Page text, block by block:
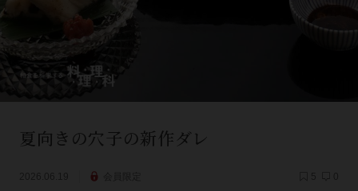
夏向きの穴子の新作ダレ